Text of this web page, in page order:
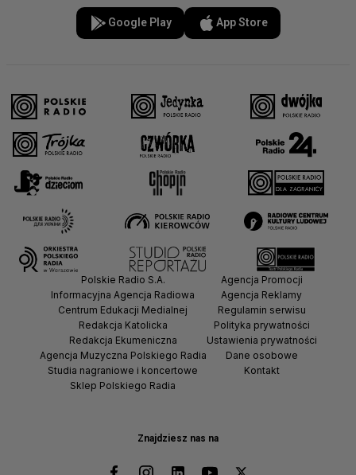
Google Play App Store
Znajdziesz nas na
Polskie Radio S.A.
Informacyjna Agencja Radiowa
Centrum Edukacji Medialnej
Redakcja Katolicka
Redakcja Ekumeniczna
Agencja Muzyczna Polskiego Radia
Studia nagraniowe i koncertowe
Sklep Polskiego Radia
Agencja Promocji
Agencja Reklamy
Regulamin serwisu
Polityka prywatności
Ustawienia prywatności
Dane osobowe
Kontakt